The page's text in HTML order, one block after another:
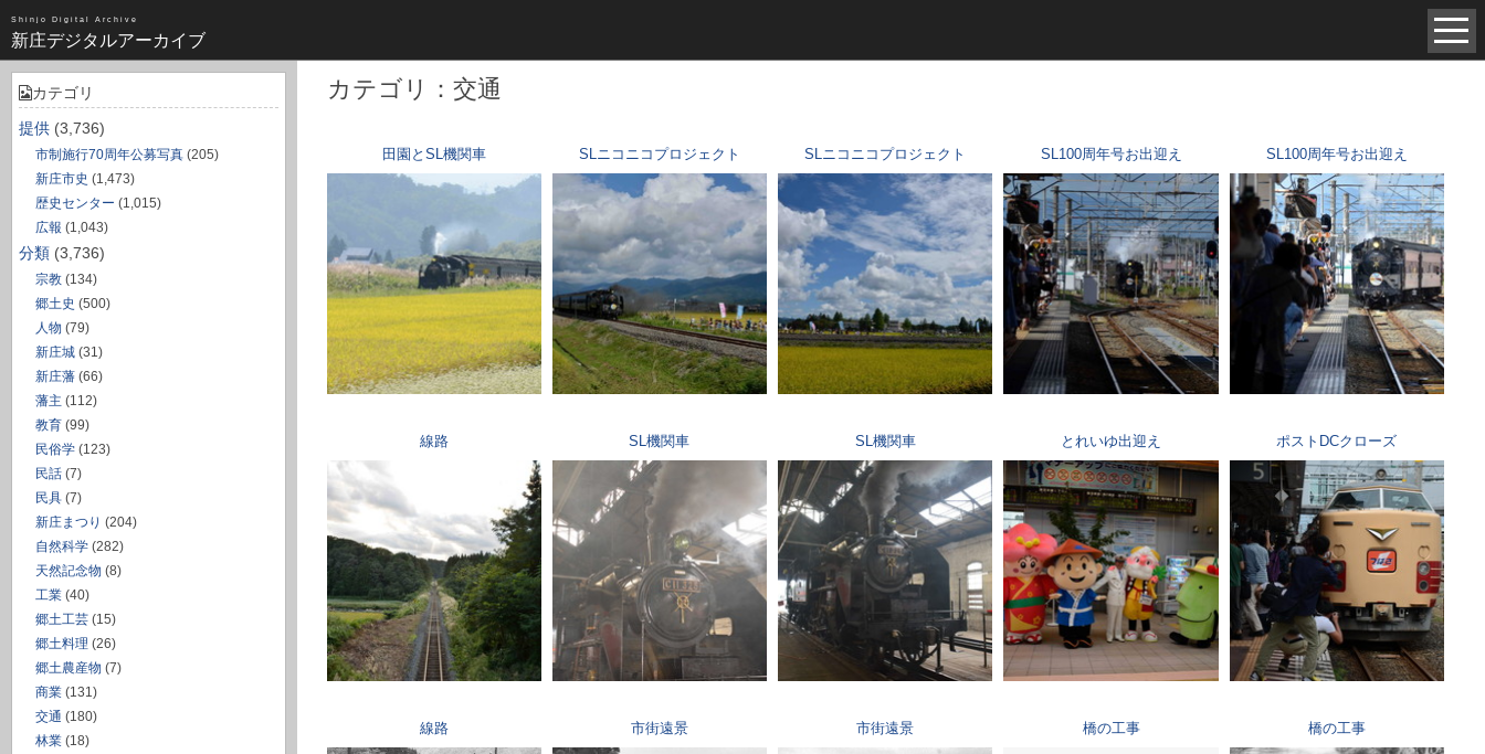
Shinjo Digital Archive
新庄デジタルアーカイブ
近世（14）
タグ全一覧
新庄デジタルアーカイブについて
カテゴリ
提供 (3,736)
市制施行70周年公募写真 (205)
新庄市史 (1,473)
歴史センター (1,015)
広報 (1,043)
分類 (3,736)
宗教 (134)
郷土史 (500)
人物 (79)
新庄城 (31)
新庄藩 (66)
藩主 (112)
教育 (99)
民俗学 (123)
民話 (7)
民具 (7)
新庄まつり (204)
自然科学 (282)
天然記念物 (8)
工業 (40)
郷土工芸 (15)
郷土料理 (26)
郷土農産物 (7)
商業 (131)
交通 (180)
林業 (18)
カテゴリ：交通
田園とSL機関車 SLニコニコプロジェクト SLニコニコプロジェクト SL100周年号お出迎え SL100周年号お出迎え
線路 SL機関車 SL機関車 とれいゆ出迎え ポストDCクローズ
線路 市街遠景 市街遠景 橋の工事 橋の工事